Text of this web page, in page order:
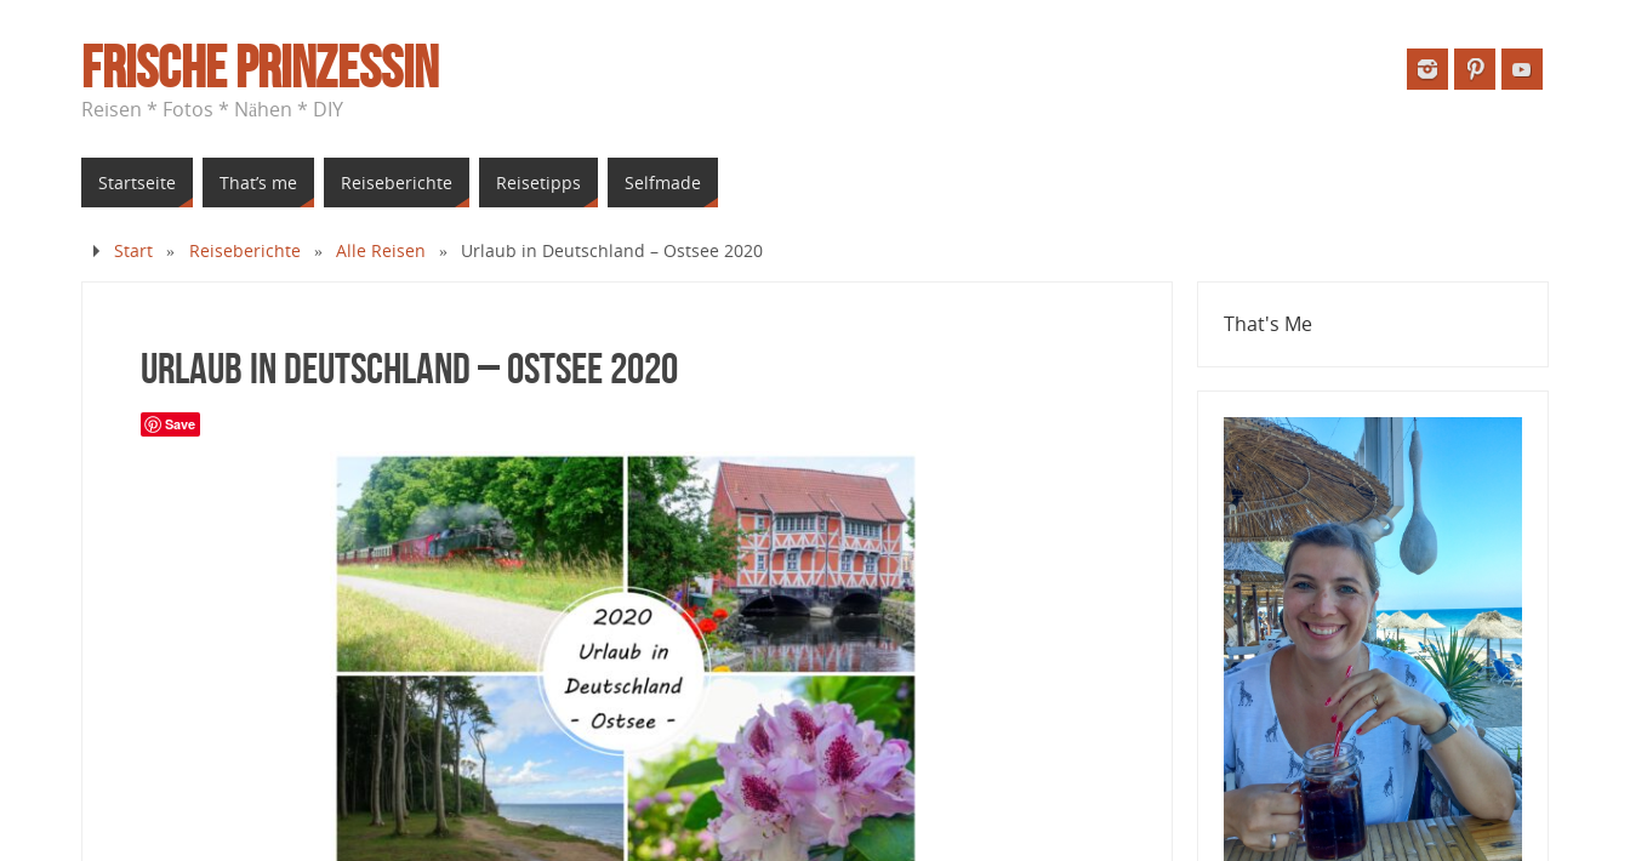
Frische Prinzessin
Reisen * Fotos * Nähen * DIY
Startseite That’s me Reiseberichte Reisetipps Selfmade
Start » Reiseberichte » Alle Reisen » Urlaub in Deutschland – Ostsee 2020
Urlaub in Deutschland – Ostsee 2020
Save
That's Me